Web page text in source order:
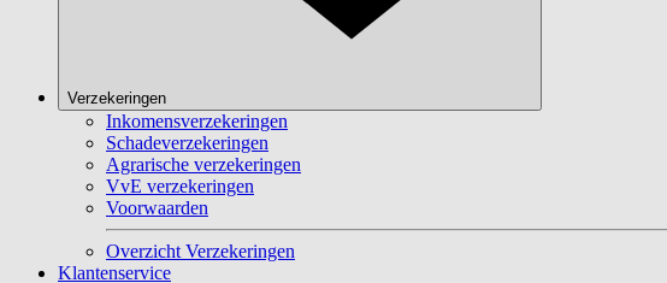
Verzekeringen
Inkomensverzekeringen
Schadeverzekeringen
Agrarische verzekeringen
VvE verzekeringen
Voorwaarden
Overzicht Verzekeringen
Klantenservice